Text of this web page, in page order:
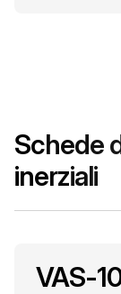
Schede
inerziali
VAS-